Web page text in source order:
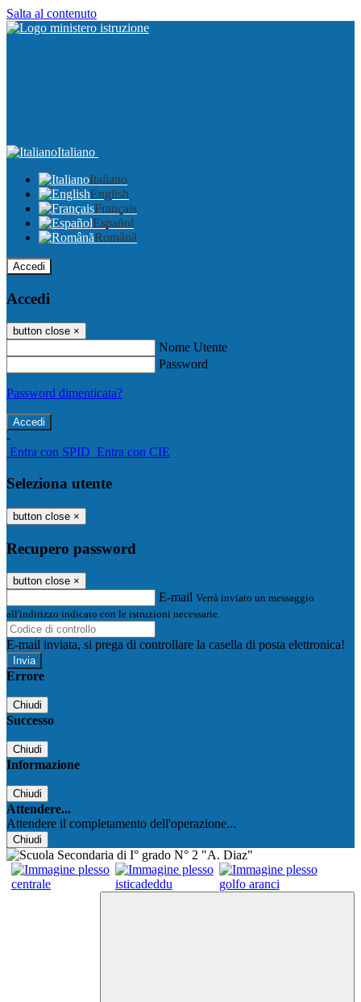
Salta al contenuto
Italiano
Italiano
English
Français
Español
Română
Accedi
Accedi
button close ×
Nome Utente
Password
Password dimenticata?
-
Entra con SPID Entra con CIE
Seleziona utente
button close ×
Recupero password
button close ×
E-mail Verrà inviato un messaggio
all'indirizzo indicato con le istruzioni necessarie.
E-mail inviata, si prega di controllare la casella di posta elettronica!
Errore
Chiudi
Successo
Chiudi
Informazione
Chiudi
Attendere...
Attendere il completamento dell'operazione...
Chiudi